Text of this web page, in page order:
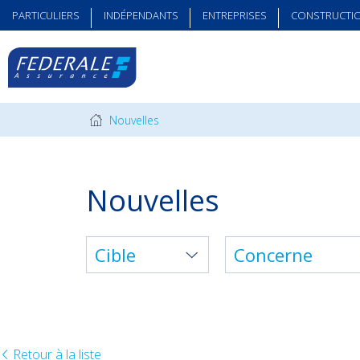
PARTICULIERS INDÉPENDANTS ENTREPRISES
Nouvelles
Nouvelles
Cible Concerne
Retour à la liste